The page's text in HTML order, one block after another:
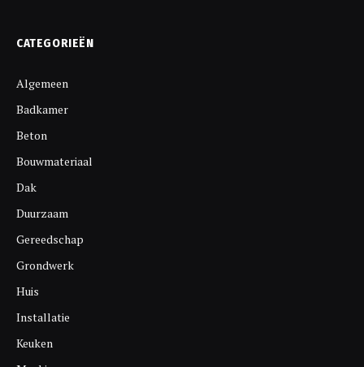
CATEGORIEËN
Algemeen
Badkamer
Beton
Bouwmateriaal
Dak
Duurzaam
Gereedschap
Grondwerk
Huis
Installatie
Keuken